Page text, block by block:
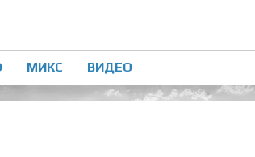
МИКС ВИДЕО